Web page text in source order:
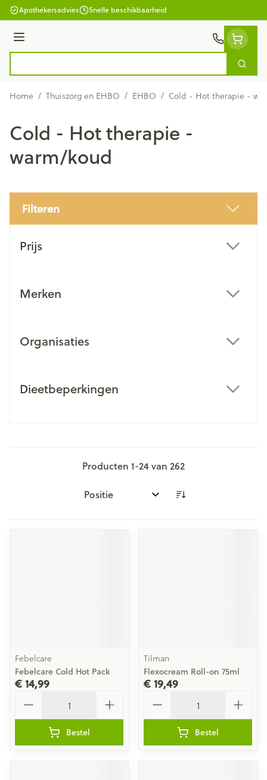
Ga naar de inhoud
Apothekersadvies Snelle beschikbaarheid
Menu
Zoek
Home / Thuiszorg en EHBO / EHBO / Cold - Hot therapie -
Cold - Hot therapie -
warm/koud
Filteren
Prijs
Merken
Organisaties
Dieetbeperkingen
Producten 1-24van 262
Sorteer op:
Febelcare
Febelcare Cold Hot Pack
€ 14,99
Bestel
Tilman
Flexocream Roll-on 75ml
€ 19,49
Bestel